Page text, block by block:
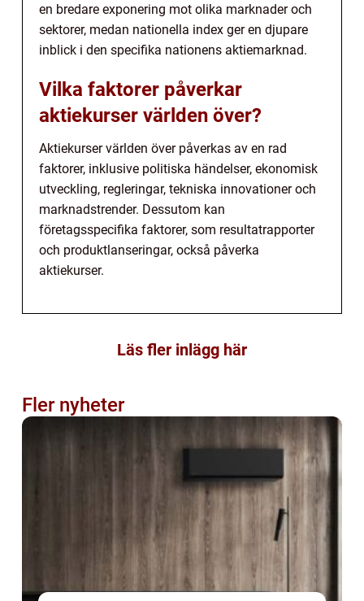
en bredare exponering mot olika marknader och
sektorer, medan nationella index ger en djupare
inblick i den specifika nationens aktiemarknad.
Vilka faktorer påverkar
aktiekurser världen över?
Aktiekurser världen över påverkas av en rad
faktorer, inklusive politiska händelser, ekonomisk
utveckling, regleringar, tekniska innovationer och
marknadstrender. Dessutom kan
företagsspecifika faktorer, som resultatrapporter
och produktlanseringar, också påverka
aktiekurser.
Läs fler inlägg här
Fler nyheter